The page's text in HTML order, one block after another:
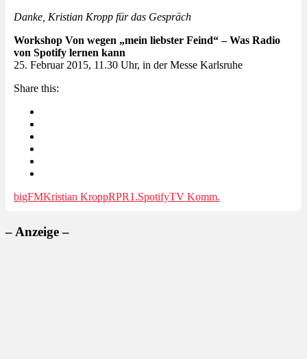
Danke, Kristian Kropp für das Gespräch
Workshop Von wegen „mein liebster Feind“ – Was Radio
von Spotify lernen kann
25. Februar 2015, 11.30 Uhr, in der Messe Karlsruhe
Share this:
bigFMKristian KroppRPR1.SpotifyTV Komm.
– Anzeige –